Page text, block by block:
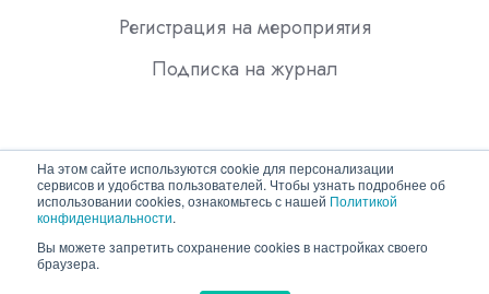
На этом сайте используются cookie для персонализации
сервисов и удобства пользователей. Чтобы узнать подробнее об
использовании cookies, ознакомьтесь с нашей Политикой
конфиденциальности.
Вы можете запретить сохранение cookies в настройках своего
браузера.
Регистрация на мероприятия
Подписка на журнал
Copyright © 2026 ООО "Гротек"